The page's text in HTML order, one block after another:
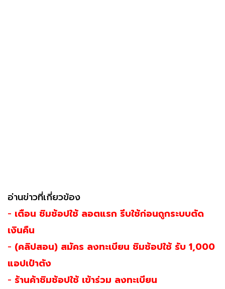
อ่านข่าวที่เกี่ยวข้อง
- เตือน ชิมช้อปใช้ ลอตแรก รีบใช้ก่อนถูกระบบตัด
เงินคืน
- (คลิปสอน) สมัคร ลงทะเบียน ชิมช้อปใช้ รับ 1,000
แอปเป๋าตัง
- ร้านค้าชิมช้อปใช้ เข้าร่วม ลงทะเบียน